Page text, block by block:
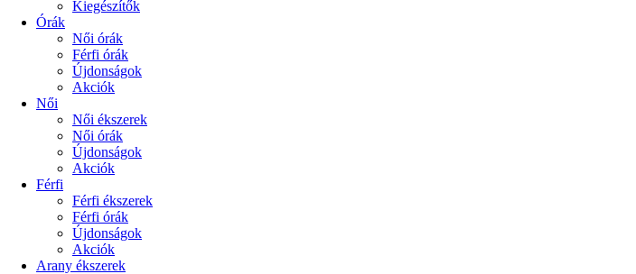
Kiegészítők
Órák
Női órák
Férfi órák
Újdonságok
Akciók
Női
Női ékszerek
Női órák
Újdonságok
Akciók
Férfi
Férfi ékszerek
Férfi órák
Újdonságok
Akciók
Arany ékszerek